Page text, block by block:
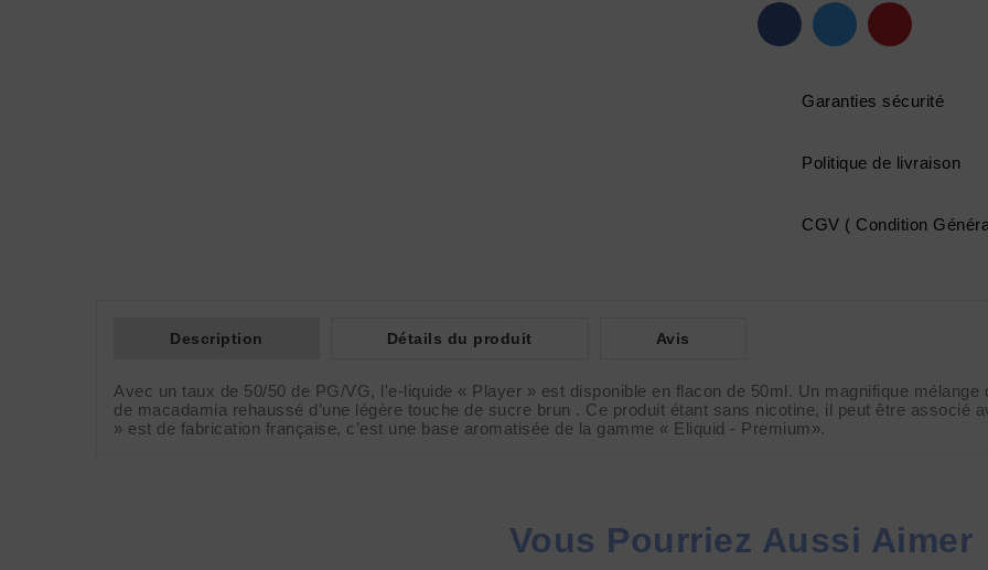
Garanties sécurité
Politique de livraison
CGV ( Condition
Description Détails du produit Avis
Avec un taux de 50/50 de PG/VG, l'e-liquide « Player » est disponible en flacon de 50ml. Un magnifique
de macadamia rehaussé d’une légère touche de sucre brun . Ce produit étant sans nicotine, il peut être associé
» est de fabrication française, c’est une base aromatisée de la gamme « Eliquid - Premium».
Vous Pourriez Aussi Aimer